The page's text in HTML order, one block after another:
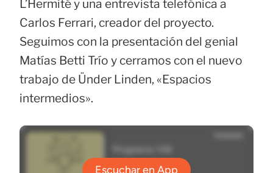
L’Hermité y una entrevista telefónica a
Carlos Ferrari, creador del proyecto.
Seguimos con la presentación del genial
Matías Betti Trío y cerramos con el nuevo
trabajo de Ünder Linden, «Espacios
intermedios».